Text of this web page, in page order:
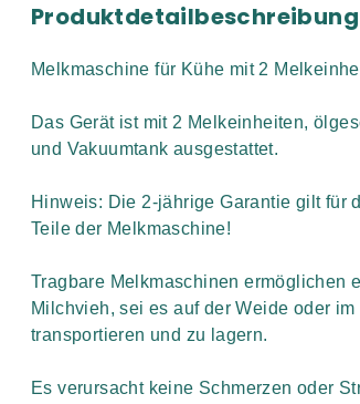
Produktdetailbeschreibung
Melkmaschine für Kühe mit 2
Das Gerät ist mit 2 Melkeinheiten,
und Vakuumtank ausgestattet.
Hinweis: Die 2-jährige Garantie gilt für
Teile der Melkmaschine!
Tragbare Melkmaschinen ermöglichen
Milchvieh, sei es auf der Weide oder
transportieren und zu lagern.
Es verursacht keine Schmerzen oder